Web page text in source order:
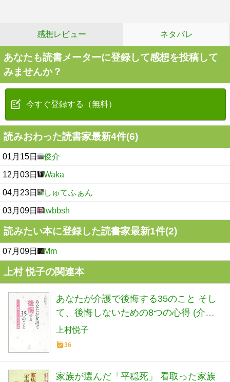
感想レビュー ネタバレ
あなたも読書メーターに登録して感想を投稿して
みませんか？
今すぐ登録する（無料）
読みおわった読書家最新4件(6)
01月15日 俊介
12月03日 Waka
04月23日 しゅてふぁん
03月09日 twbbsh
読みたい本に登録した読書家最新1件(2)
07月09日 Mm
上村 悦子の関連本
あなたが介護で後悔する35のこと そし
て、後悔しないための8つの心得 (介護
ライブラリー)
上村悦子
36
家族が選んだ「平穏死」 看取った家族